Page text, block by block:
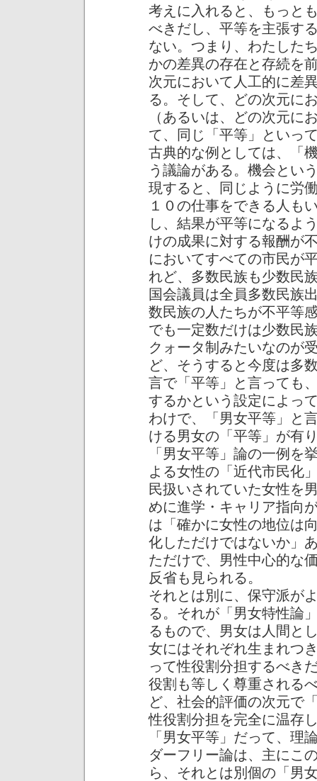
考えに入れると、もっと
べきだし、平等を主張す
ない。つまり、わたした
かの差異の存在と存続を
次元において人工的に差
る。そして、どの次元に
（あるいは、どの次元に
て、同じ「平等」といっ
古典的な例としては、「
う議論がある。機会とい
現すると、同じように労
１０の仕事をできる人も
し、結果が平等になるよ
けの成果に対する報酬が
においてすべての市民が
れど、多数民族も少数民
国会議員は全員多数民族
数民族の人たちが不平等
でも一定数だけは少数民
クォータ制みたいなのが
ど、そうすると今度は多
言で「平等」と言っても
するかという設定によっ
わけで、「男女平等」と
ける男女の「平等」が有
「男女平等」論の一例を
よる女性の「近代市民化
民扱いされていた女性を
めに進学・キャリア指向
は「確かに女性の地位は
化しただけではないか」
ただけで、男性中心的な
反省も見られる。
それとは別に、保守派が
る。それが「男女特性論
るもので、男女は人間と
女にはそれぞれ生まれつ
って性役割分担するべき
役割も等しく尊重される
ど、社会的評価の次元で
性役割分担を完全に温存
「男女平等」だって、理
ダーフリー論は、主にこ
ら、それとは別個の「男